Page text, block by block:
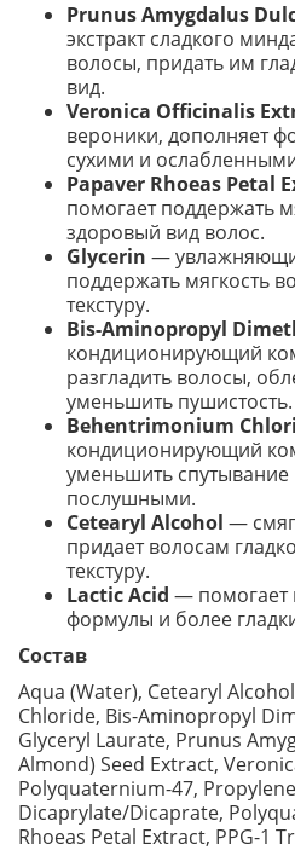
Prunus Amygdalus
экстракт сладкого
волосы, придать им
вид.
Veronica Officinalis
вероники, дополняет
сухими и
Papaver Rhoeas Petal
помогает поддержать
здоровый вид волос.
Glycerin —
поддержать мягкость
текстуру.
Bis-Aminopropyl
кондиционирующий
разгладить волосы,
уменьшить пушистость.
Behentrimonium
кондиционирующий
уменьшить спутывание
послушными.
Cetearyl Alcohol —
придает волосам
текстуру.
Lactic Acid — помогает
формулы и более
Состав
Aqua (Water), Cetearyl
Chloride, Bis-Aminopropyl
Glyceryl Laurate, Prunus
Almond) Seed Extract,
Polyquaternium-47,
Dicaprylate/Dicaprate,
Rhoeas Petal Extract, PPG-1